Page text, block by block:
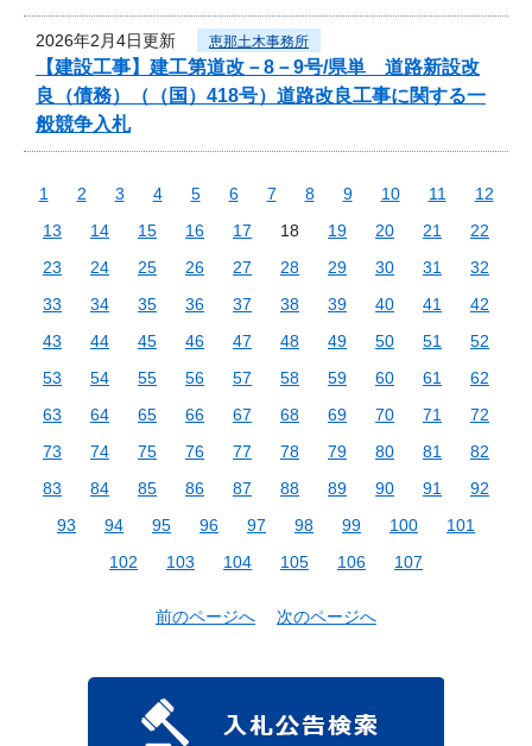
2026年2月4日更新 恵那土木事務所
【建設工事】建工第道改－8－9号/県単 道路新設改
良（債務）（（国）418号）道路改良工事に関する一
般競争入札
1 2 3 4 5 6 7 8 9 10 11
12
13
14 15 16 17 18 19 20 21
22
23
24 25 26 27 28 29 30 31
32
33
34 35 36 37 38 39 40 41
42
43
44 45 46 47 48 49 50 51
52
53
54 55 56 57 58 59 60 61
62
63
64 65 66 67 68 69 70 71
72
73
74 75 76 77 78 79 80 81
82
83
84 85 86 87 88 89 90 91
92
93
94 95 96 97 98 99 100
101
102
103 104 105 106 107
前のページへ 次のページへ